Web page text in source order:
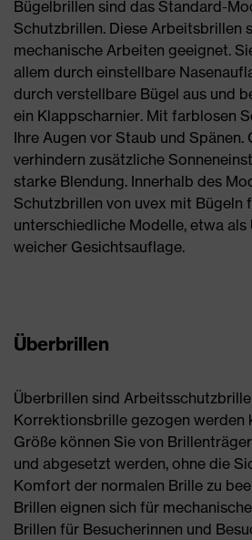
Bügelbrillen sind das Standard-
Schutzbrillen. Diese Arbeitsbrillen
mechanische Arbeiten geeignet.
allem durch einstellbare
durch verstellbare Bügel aus und
ein Klappscharnier. Mit farblosen
Ihre Augen vor Staub und Spänen.
verhindern zusätzliche
starke Blendung. Innerhalb des
Schutzbrillen von uvex mit Bügeln
unterschiedliche Modelle, etwa
weicher Gesichtsauflage.
Überbrillen
Überbrillen sind
Korrektionsbrille gezogen werden
Größe können Sie von
und abgesetzt werden, ohne die
Komfort der normalen Brille zu
Brillen eignen sich für
Brillen für Besucherinnen und